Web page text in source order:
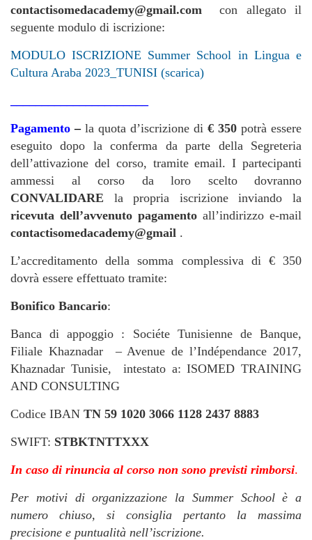
contactisomedacademy@gmail.com con allegato il
seguente modulo di iscrizione:
MODULO ISCRIZIONE Summer School in Lingua e
Cultura Araba 2023_TUNISI (scarica)
Pagamento –la quota d’iscrizione di € 350 potrà essere
eseguito dopo la conferma da parte della Segreteria
dell’attivazione del corso, tramite email. I partecipanti
ammessi al corso da loro scelto dovranno
CONVALIDARE la propria iscrizione inviando la
ricevuta dell’avvenuto pagamento all’indirizzo e-mail
contactisomedacademy@gmail .
L’accreditamento della somma complessiva di € 350
dovrà essere effettuato tramite:
Bonifico Bancario:
Banca di appoggio : Sociéte Tunisienne de Banque,
Filiale Khaznadar – Avenue de l’Indépendance 2017,
Khaznadar Tunisie, intestato a: ISOMED TRAINING
AND CONSULTING
Codice IBAN TN 59 1020 3066 1128 2437 8883
SWIFT: STBKTNTTXXX
In caso di rinuncia al corso non sono previsti rimborsi.
Per motivi di organizzazione la Summer School è a
numero chiuso, si consiglia pertanto la massima
precisione e puntualità nell’iscrizione.